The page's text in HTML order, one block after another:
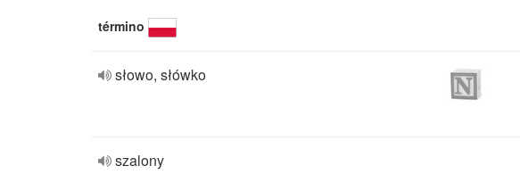
término
słowo, słówko
szalony